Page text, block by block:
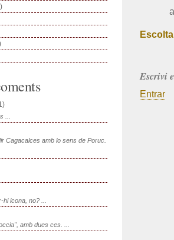
Escrivi
Entrar
...
Cagacalces amb lo sens de Poruc.
icona, no? ...
amb dues ces. ...